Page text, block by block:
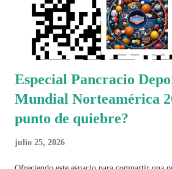
Especial Pancracio
Mundial Norteamérica
punto de quiebre?
julio 25, 2026